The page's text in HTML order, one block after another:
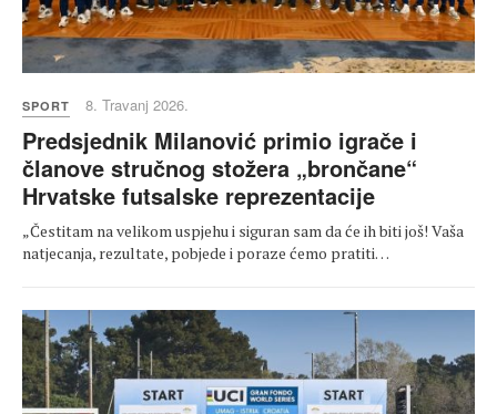
SPORT 8. Travanj 2026.
Predsjednik Milanović primio igrače i
članove stručnog stožera „brončane“
Hrvatske futsalske reprezentacije
„Čestitam na velikom uspjehu i siguran sam da će ih biti još! Vaša
natjecanja, rezultate, pobjede i poraze ćemo pratiti…